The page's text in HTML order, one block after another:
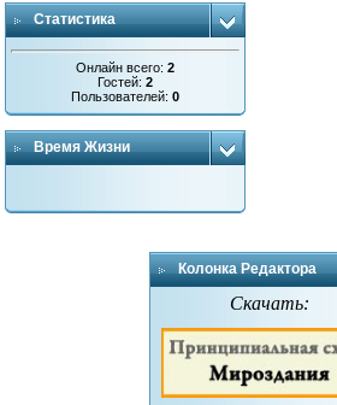
Статистика
Онлайн всего:2
Гостей:2
Пользователей:0
Время Жизни
Колонка Редактора
Скачать: